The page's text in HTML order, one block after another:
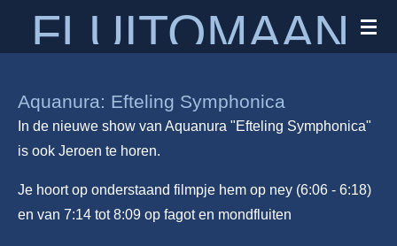
direct
de
hoofdinhoud
FLUITOMAAN
Aquanura: Efteling Symphonica
In de nieuwe show van Aquanura "Efteling Symphonica"
is ook Jeroen te horen.
Je hoort op onderstaand filmpje hem op ney (6:06 - 6:18)
en van 7:14 tot 8:09 op fagot en mondfluiten